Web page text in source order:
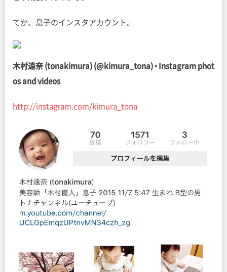
てか、息子のインスタアカウント。
木村遠奈 (tonakimura) (@kimura_tona) • Instagram phot
os and videos
http://instagram.com/kimura_tona